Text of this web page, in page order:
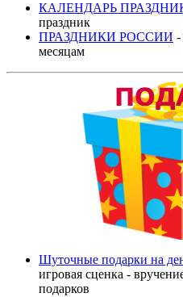
КАЛЕНДАРЬ
праздник
ПРАЗДНИКИ РОССИИ -
месяцам
Шуточные подарки на
игровая сценка -
подарков